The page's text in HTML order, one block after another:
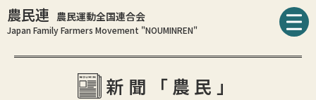
農民連 農民運動全国連合会
Japan Family Farmers Movement "NOUMINREN"
新聞「農民」